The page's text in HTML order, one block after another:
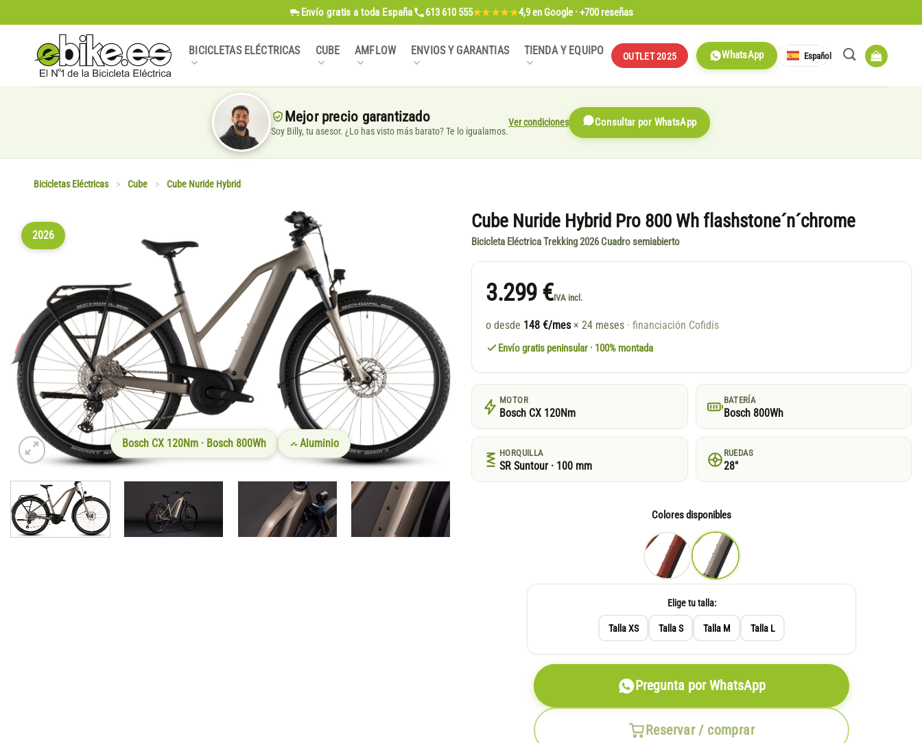
al
contenido
Envío gratis a toda España 613 610 555★★★★★4,9en Google · +700 reseñas
BICICLETAS ELÉCTRICAS CUBE AMFLOW ENVIOS Y GARANTIAS TIENDA Y EQUIPO OUTLET 2025 WhatsApp Español
Mejor precio garantizado
Soy Billy, tu asesor. ¿Lo has visto más barato? Te lo igualamos.
Ver condiciones Consultar por WhatsApp
Bicicletas Eléctricas > Cube > Cube Nuride Hybrid
2026
Bosch CX 120Nm · Bosch 800Wh Aluminio
Cube Nuride Hybrid Pro 800 Wh flashstone´n´chrome
Bicicleta Eléctrica Trekking 2026 Cuadro semiabierto
3.299 €IVA incl.
o desde 148 €/mes × 24 meses · financiación Cofidis
Envío gratis peninsular · 100% montada
MOTOR
Bosch CX 120Nm
BATERÍA
Bosch 800Wh
HORQUILLA
SR Suntour · 100 mm
RUEDAS
28"
Colores disponibles
Elige tu talla:
Talla XS Talla S Talla M Talla L
Reservar / comprar
Pregunta por WhatsApp